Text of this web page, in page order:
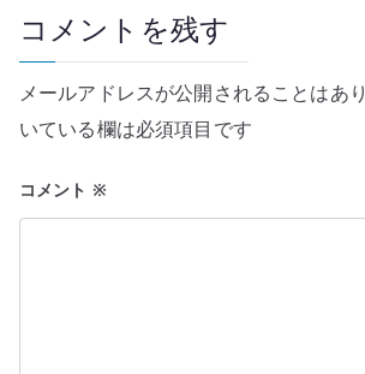
ー
シ
ョ
ン
コメントを残す
メールアドレスが公開されることはあり
いている欄は必須項目です
コメント ※